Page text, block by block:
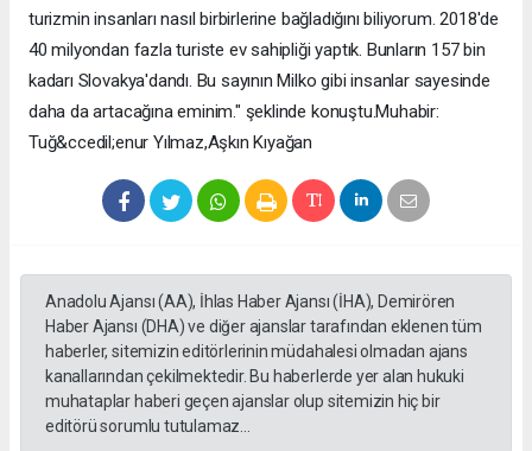
turizmin insanları nasıl birbirlerine bağladığını biliyorum. 2018'de
40 milyondan fazla turiste ev sahipliği yaptık. Bunların 157 bin
kadarı Slovakya'dandı. Bu sayının Milko gibi insanlar sayesinde
daha da artacağına eminim." şeklinde konuştu.Muhabir:
Tuğ&ccedil;enur Yılmaz,Aşkın Kıyağan
Anadolu Ajansı (AA), İhlas Haber Ajansı (İHA), Demirören
Haber Ajansı (DHA) ve diğer ajanslar tarafından eklenen tüm
haberler, sitemizin editörlerinin müdahalesi olmadan ajans
kanallarından çekilmektedir. Bu haberlerde yer alan hukuki
muhataplar haberi geçen ajanslar olup sitemizin hiç bir
editörü sorumlu tutulamaz...